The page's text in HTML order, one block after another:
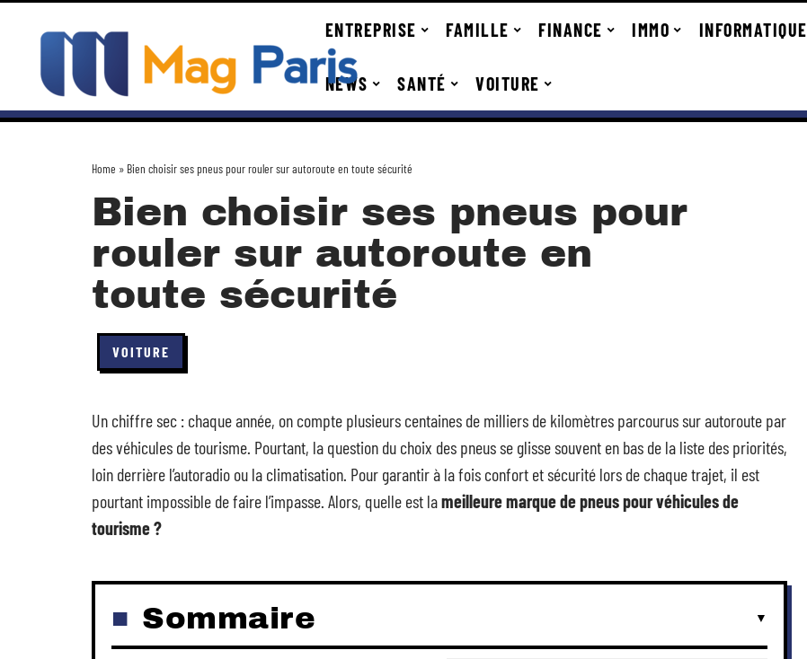
ENTREPRISE FAMILLE FINANCE IMMO INFORMATIQUE
NEWS SANTÉ VOITURE
Home » Bien choisir ses pneus pour rouler sur autoroute en toute sécurité
Bien choisir ses pneus pour
rouler sur autoroute en
toute sécurité
VOITURE
Un chiffre sec : chaque année, on compte plusieurs centaines de milliers de kilomètres parcourus sur autoroute par
des véhicules de tourisme. Pourtant, la question du choix des pneus se glisse souvent en bas de la liste des priorités,
loin derrière l’autoradio ou la climatisation. Pour garantir à la fois confort et sécurité lors de chaque trajet, il est
pourtant impossible de faire l’impasse. Alors, quelle est lameilleure marque de pneus pour véhicules de
tourisme ?
Sommaire